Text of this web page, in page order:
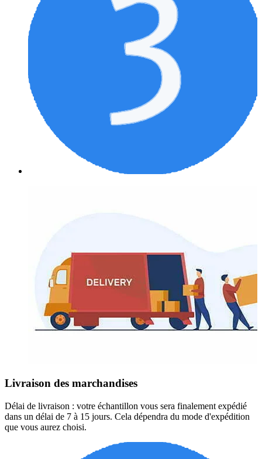
Livraison des marchandises
Délai de livraison : votre échantillon vous sera finalement expédié
dans un délai de 7 à 15 jours. Cela dépendra du mode d'expédition
que vous aurez choisi.